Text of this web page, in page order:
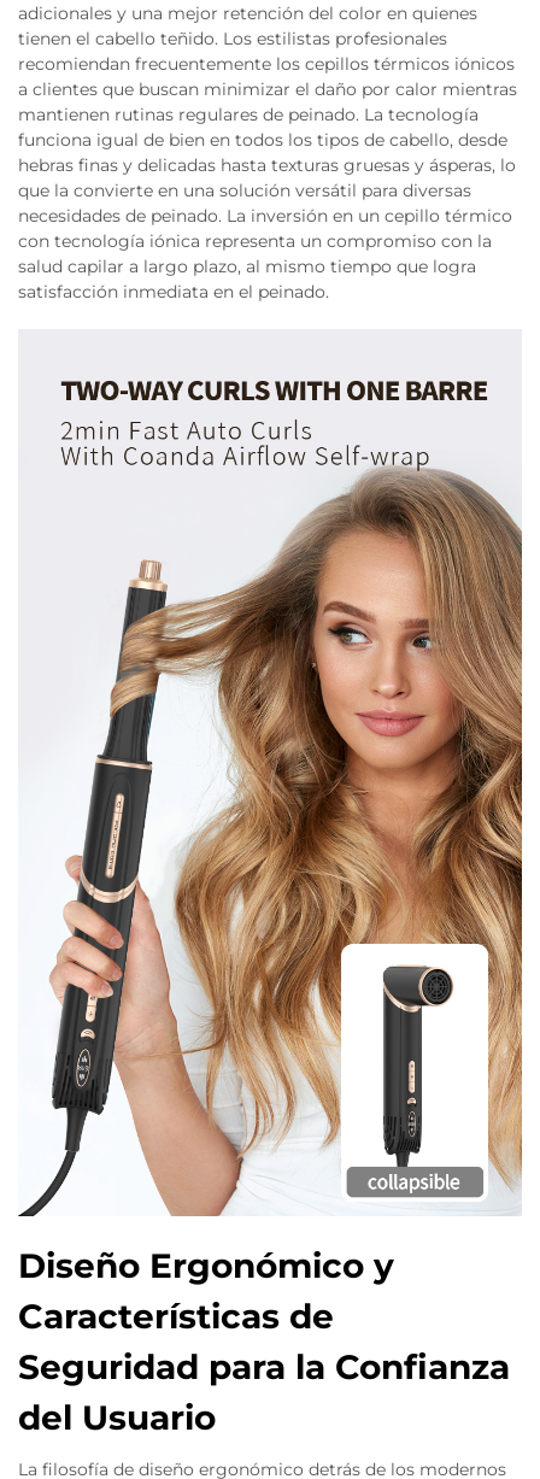
adicionales y una mejor retención del color en quienes
tienen el cabello teñido. Los estilistas profesionales
recomiendan frecuentemente los cepillos térmicos iónicos
a clientes que buscan minimizar el daño por calor mientras
mantienen rutinas regulares de peinado. La tecnología
funciona igual de bien en todos los tipos de cabello, desde
hebras finas y delicadas hasta texturas gruesas y ásperas, lo
que la convierte en una solución versátil para diversas
necesidades de peinado. La inversión en un cepillo térmico
con tecnología iónica representa un compromiso con la
salud capilar a largo plazo, al mismo tiempo que logra
satisfacción inmediata en el peinado.
Diseño Ergonómico y
Características de
Seguridad para la Confianza
del Usuario
La filosofía de diseño ergonómico detrás de los modernos